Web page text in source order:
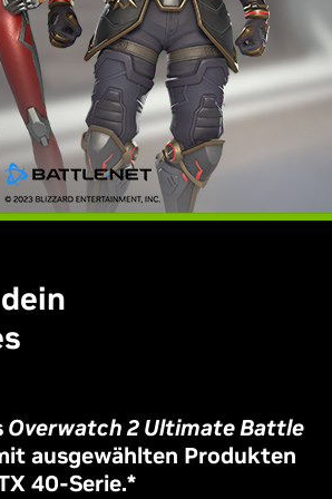
Overwatch 2 Ultimate Battle
ausgewählten Produkten
40-Serie.*